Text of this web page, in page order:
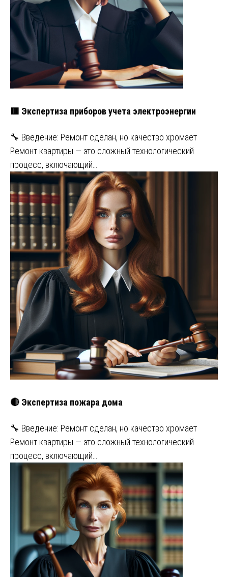
🟥 Экспертиза приборов учета электроэнергии
🔧 Введение: Ремонт сделан, но качество хромает
Ремонт квартиры — это сложный технологический
процесс, включающий…
🔴 Экспертиза пожара дома
🔧 Введение: Ремонт сделан, но качество хромает
Ремонт квартиры — это сложный технологический
процесс, включающий…